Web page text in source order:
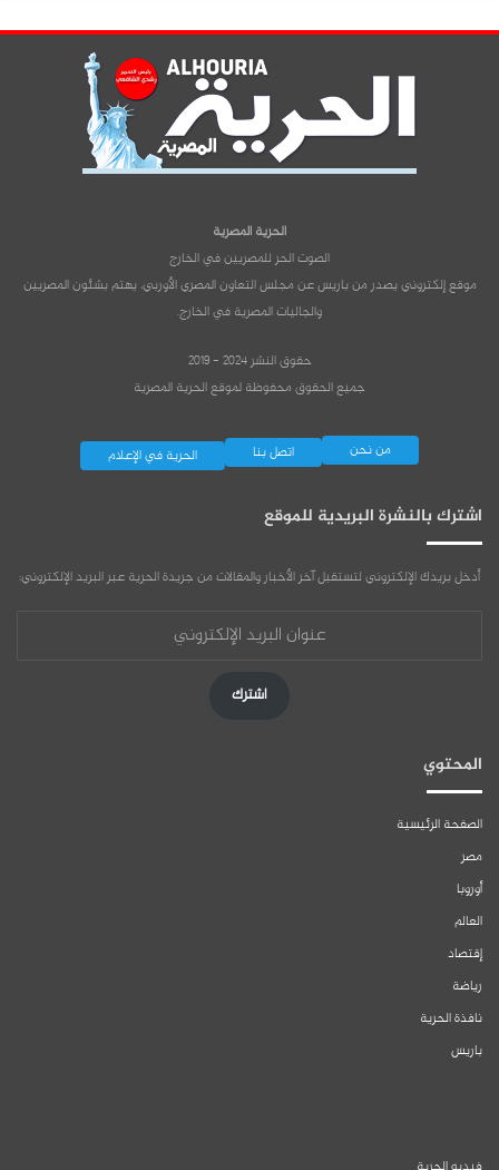
الحرية المصرية
الصوت الحر للمصريين في الخارج
موقع إلكتروني يصدر من باريس عن مجلس التعاون المصري الأوربي، يهتم بشئون المصريين
والجاليات المصرية في الخارج.
حقوق النشر 2024 - 2019
جميع الحقوق محفوظة لموقع الحرية المصرية
من نحن اتصل بنا الحرية في الإعلام
اشترك بالنشرة البريدية للموقع
أدخل بريدك الإلكتروني لتستقبل آخر الأخبار والمقالات من جريدة الحرية عبر البريد الإلكتروني:
اشترك
المحتوي
الصفحة الرئيسية
مصر
أوروبا
العالم
إقتصاد
رياضة
نافذة الحرية
باريس